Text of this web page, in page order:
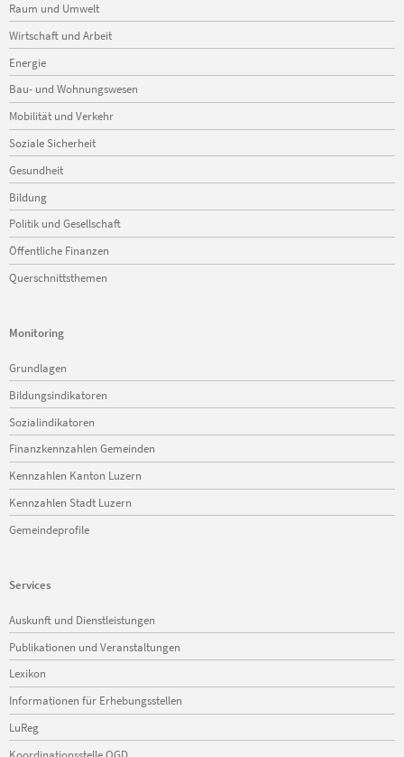
Raum und Umwelt
Wirtschaft und Arbeit
Energie
Bau- und Wohnungswesen
Mobilität und Verkehr
Soziale Sicherheit
Gesundheit
Bildung
Politik und Gesellschaft
Öffentliche Finanzen
Querschnittsthemen
Monitoring
Navigation
überspringen
Grundlagen
Bildungsindikatoren
Sozialindikatoren
Finanzkennzahlen Gemeinden
Kennzahlen Kanton Luzern
Kennzahlen Stadt Luzern
Gemeindeprofile
Services
Navigation
überspringen
Auskunft und Dienstleistungen
Publikationen und Veranstaltungen
Lexikon
Informationen für Erhebungsstellen
LuReg